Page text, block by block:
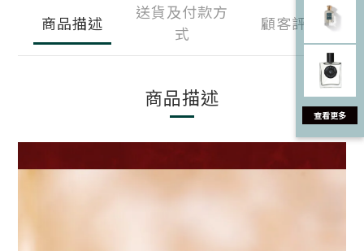
商品描述
送貨及付款方
式
顧客評價
商品描述